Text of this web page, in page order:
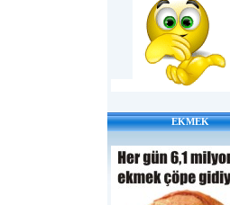
EKMEK